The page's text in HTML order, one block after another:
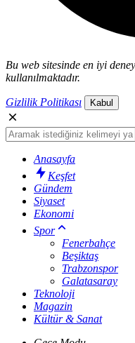
Bu web sitesinde en iyi
kullanılmaktadır.
Gizlilik Politikası Kabul
Anasayfa
Keşfet
Gündem
Siyaset
Ekonomi
Spor
Fenerbahçe
Beşiktaş
Trabzonspor
Galatasaray
Teknoloji
Magazin
Kültür & Sanat